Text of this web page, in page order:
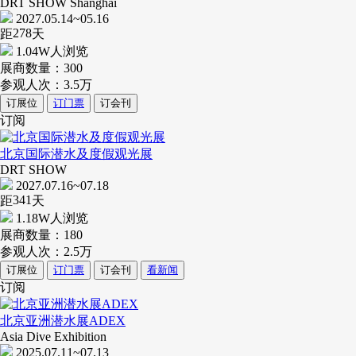
2027.05.14~05.16
距278天
1.04W人浏览
展商数量： 300
参观人次： 3.5万
订展位 订门票 订会刊
订阅
北京国际潜水及度假观光展
DRT SHOW
2027.07.16~07.18
距341 天
1.18W人浏览
展商数量： 180
参观人次： 2.5万
订展位 订门票 订会刊 看新闻
订阅
北京亚洲潜水展ADEX
Asia Dive Exhibition
2025.07.11~07.13